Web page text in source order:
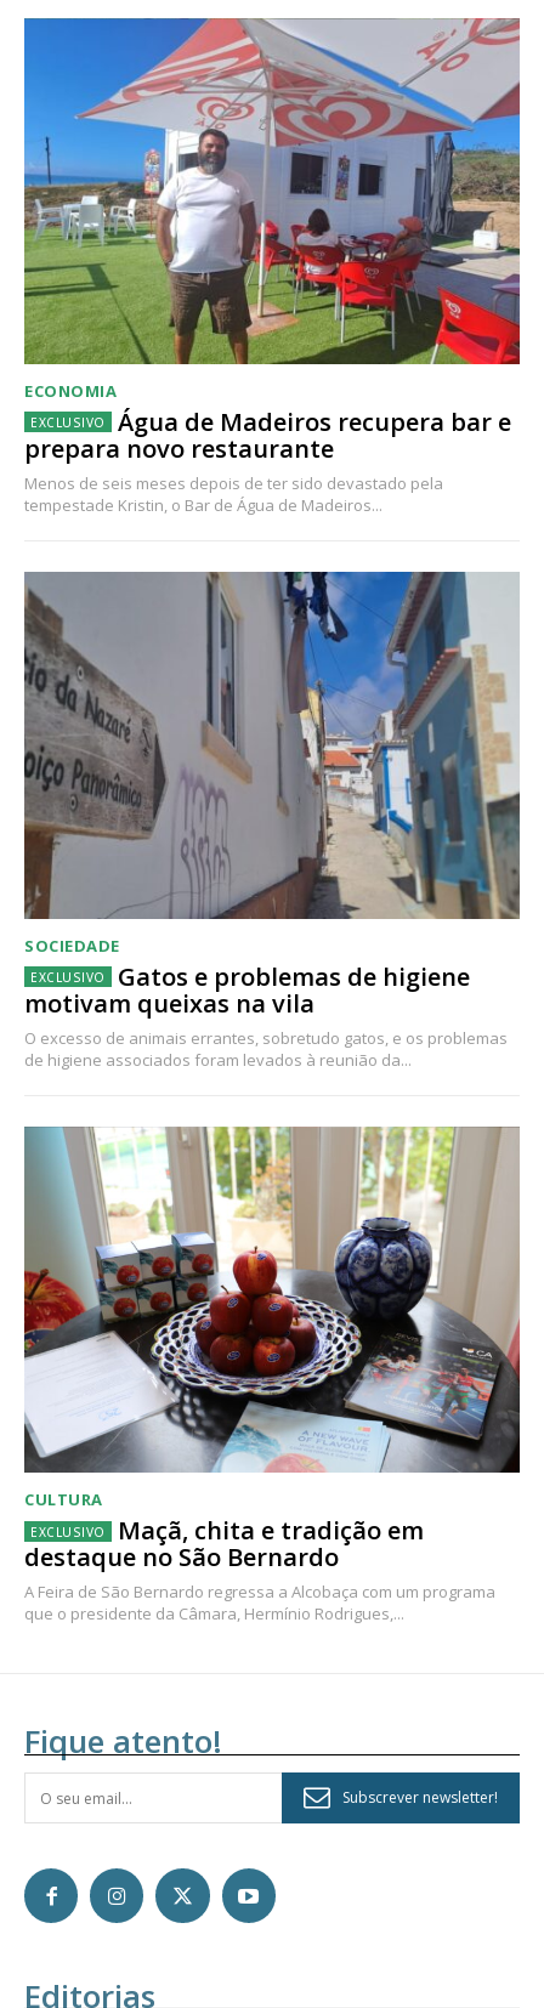
ECONOMIA
Água de Madeiros recupera bar e
prepara novo restaurante
Menos de seis meses depois de ter sido devastado pela
tempestade Kristin, o Bar de Água de Madeiros...
SOCIEDADE
Gatos e problemas de higiene
motivam queixas na vila
O excesso de animais errantes, sobretudo gatos, e os problemas
de higiene associados foram levados à reunião da...
CULTURA
Maçã, chita e tradição em
destaque no São Bernardo
A Feira de São Bernardo regressa a Alcobaça com um programa
que o presidente da Câmara, Hermínio Rodrigues,...
Fique atento!
Subscrever newsletter!
Editorias